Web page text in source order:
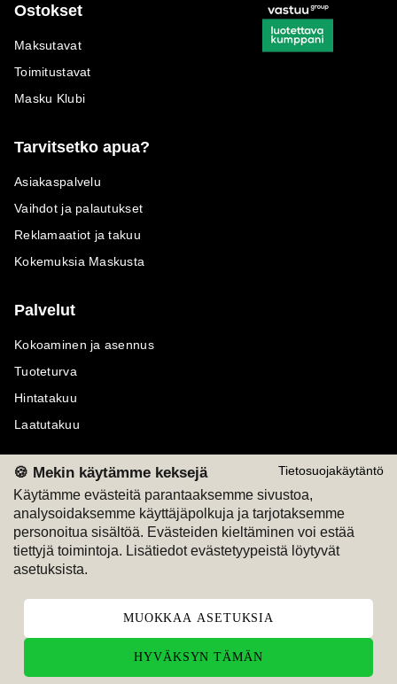
Tietosuojakäytäntö
🍪 Mekin käytämme keksejä
Käytämme evästeitä parantaaksemme sivustoa,
analysoidaksemme käyttäjäpolkuja ja tarjotaksemme
personoitua sisältöä. Evästeiden kieltäminen voi estää
tiettyjä toimintoja. Lisätiedot evästetyypeistä löytyvät
asetuksista.
MUOKKAA ASETUKSIA
HYVÄKSYN TÄMÄN
Ostokset
Maksutavat
Toimitustavat
Masku Klubi
Tarvitsetko apua?
Asiakaspalvelu
Vaihdot ja palautukset
Reklamaatiot ja takuu
Kokemuksia Maskusta
Palvelut
Kokoaminen ja asennus
Tuoteturva
Hintatakuu
Laatutakuu
Maksutavat
M
Seuraa meitä